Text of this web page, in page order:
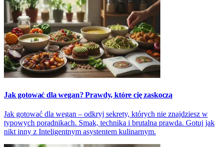
Jak gotować dla wegan? Prawdy, które cię zaskoczą
Jak gotować dla wegan – odkryj sekrety, których nie znajdziesz w
typowych poradnikach. Smak, technika i brutalna prawda. Gotuj jak
nikt inny z Inteligentnym asystentem kulinarnym.